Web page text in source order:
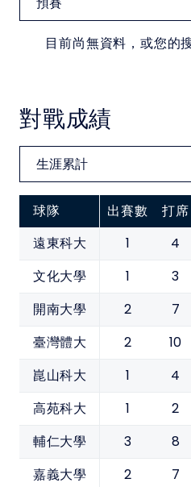
目前尚無資料，或您的
對戰成績
球隊 出賽數 打席
遠東科大
1 4
文化大學 1 3
開南大學 2 7
臺灣體大 2 10
崑山科大 1 4
高苑科大 1 2
輔仁大學 3 8
嘉義大學 2 7